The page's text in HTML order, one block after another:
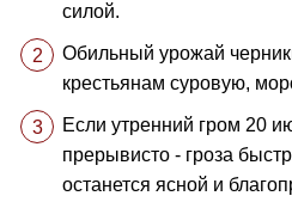
силой.
Обильный урожай
крестьянам суровую,
Если утренний гром 20
прерывисто - гроза
останется ясной и